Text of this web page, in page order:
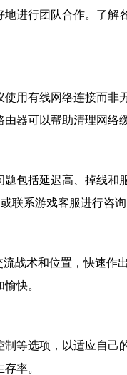
进行团队合作。了解
用有线网络连接而
器可以帮助清理网络
包括延迟高、掉线和
联系游戏客服进行咨询
战术和位置，快速作
快。
等选项，以适应自
率。